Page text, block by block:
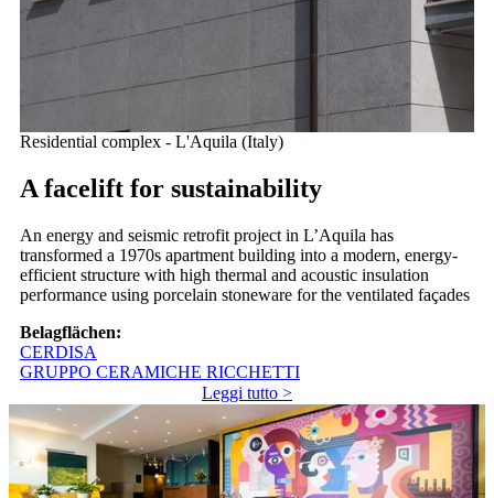
Residential complex - L'Aquila (Italy)
A facelift for sustainability
An energy and seismic retrofit project in L’Aquila has
transformed a 1970s apartment building into a modern, energy-
efficient structure with high thermal and acoustic insulation
performance using porcelain stoneware for the ventilated façades
Belagflächen:
CERDISA
GRUPPO CERAMICHE RICCHETTI
Leggi tutto >